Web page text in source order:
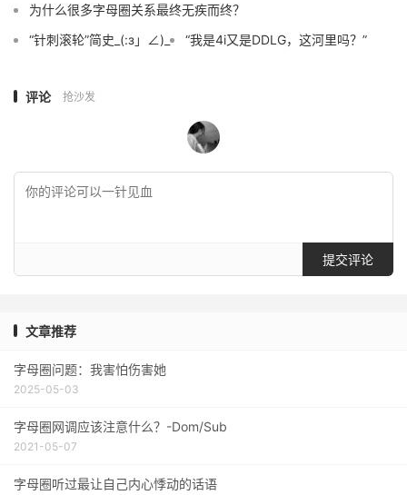
为什么很多字母圈关系最终无疾而终？
“针刺滚轮”简史_(:з」∠)_
“我是4i又是DDLG，这河里吗？”
评论 抢沙发
提交评论
文章推荐
字母圈问题：我害怕伤害她
2025-05-03
字母圈网调应该注意什么？-Dom/Sub
2021-05-07
字母圈听过最让自己内心悸动的话语